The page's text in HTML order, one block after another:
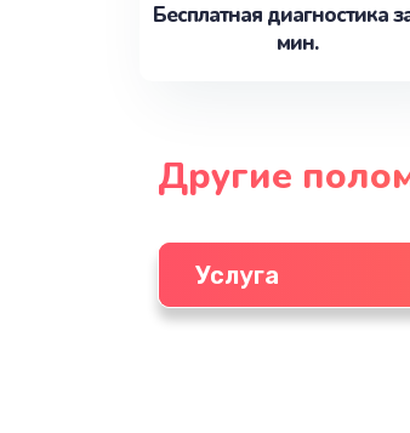
Бесплатная диагностика
мин.
Другие
Услуга